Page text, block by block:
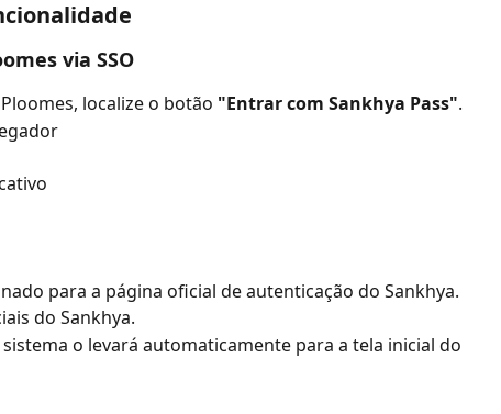
via SSO
localize o botão "Entrar com Sankhya Pass".
para a página oficial de autenticação do Sankhya.
do Sankhya.
o levará automaticamente para a tela inicial do